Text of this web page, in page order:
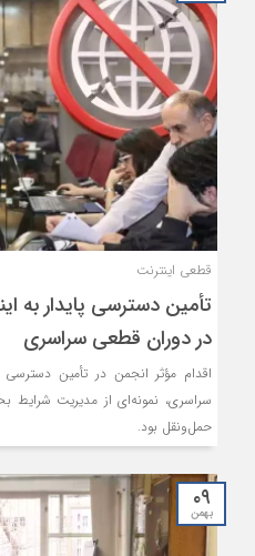
قطعی اینترنت
تأمین دسترسی پایدار به
در دوران قطعی سراسری
اقدام مؤثر انجمن در تأمین
سراسری، نمونه‌ای از مدیریت شرایط
حمل‌ونقل بود.
۰۹
بهمن